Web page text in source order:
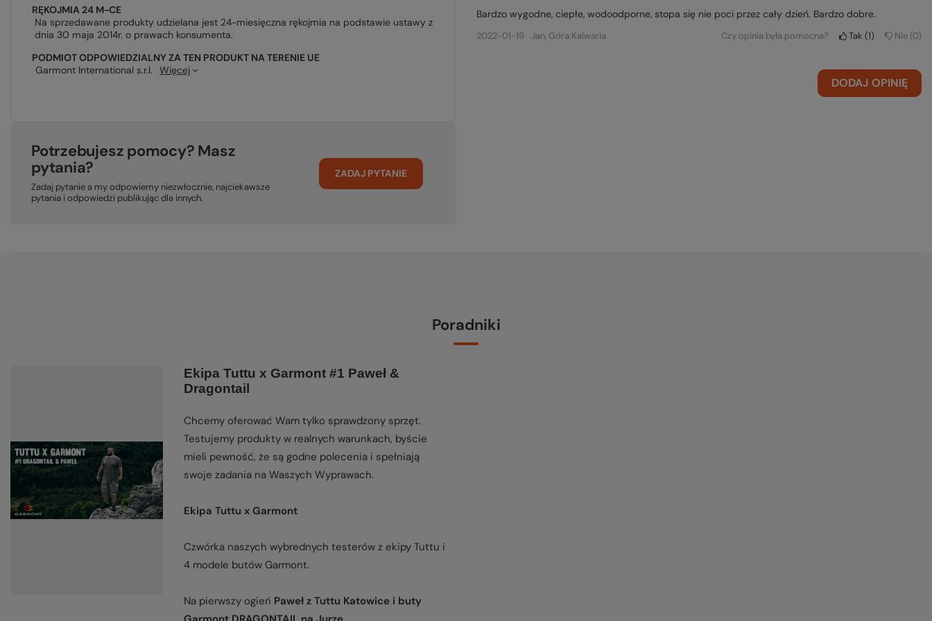
RĘKOJMIA 24 M-CE
Na sprzedawane produkty udzielana jest 24-miesięczna rękojmia na podstawie ustawy z
dnia 30 maja 2014r. o prawach konsumenta.
PODMIOT ODPOWIEDZIALNY ZA TEN PRODUKT NA TERENIE UE
Garmont International s.r.l.
Więcej
Potrzebujesz pomocy? Masz
pytania?
Zadaj pytanie a my odpowiemy niezwłocznie, najciekawsze
pytania i odpowiedzi publikując dla innych.
ZADAJ PYTANIE
Bardzo wygodne, ciepłe, wodoodporne, stopa się nie poci przez cały dzień. Bardzo dobre.
2022-01-19 Jan, Góra Kalwaria Czy opinia była pomocna? Tak 1 Nie 0
DODAJ OPINIĘ
Poradniki
Ekipa Tuttu x Garmont #1 Paweł &
Dragontail
Chcemy oferować Wam tylko sprawdzony sprzęt.
Testujemy produkty w realnych warunkach, byście
mieli pewność, że są godne polecenia i spełniają
swoje zadania na Waszych Wyprawach.
Ekipa Tuttu x Garmont
Czwórka naszych wybrednych testerów z ekipy Tuttu i
4 modele butów Garmont.
Na pierwszy ogień Paweł z Tuttu Katowice i buty